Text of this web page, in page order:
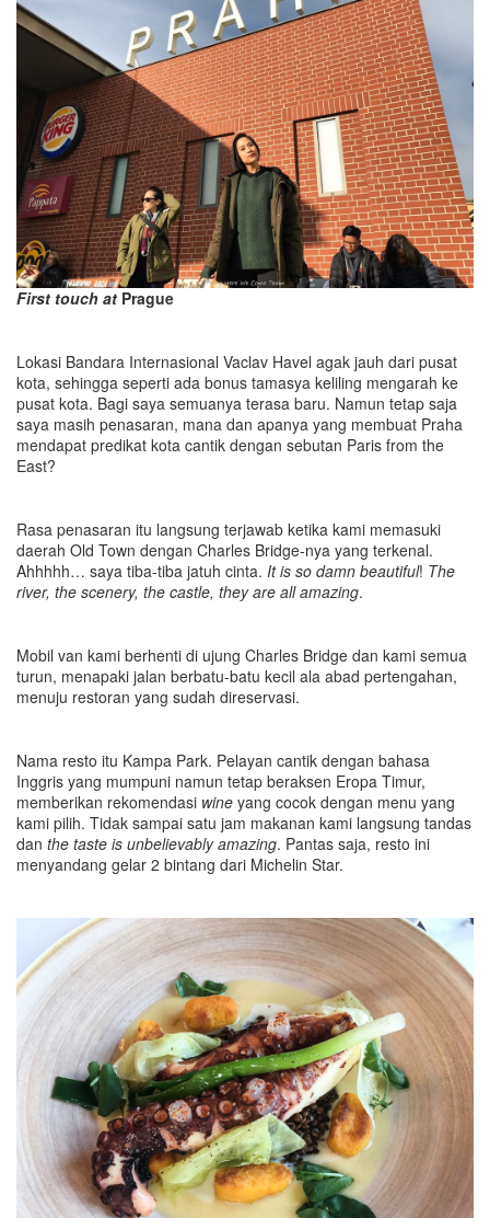
First touch at Prague
Lokasi Bandara Internasional Vaclav Havel agak jauh dari pusat
kota, sehingga seperti ada bonus tamasya keliling mengarah ke
pusat kota. Bagi saya semuanya terasa baru. Namun tetap saja
saya masih penasaran, mana dan apanya yang membuat Praha
mendapat predikat kota cantik dengan sebutan Paris from the
East?
Rasa penasaran itu langsung terjawab ketika kami memasuki
daerah Old Town dengan Charles Bridge-nya yang terkenal.
Ahhhhh… saya tiba-tiba jatuh cinta. It is so damn beautiful! The
river, the scenery, the castle, they are all amazing.
Mobil van kami berhenti di ujung Charles Bridge dan kami semua
turun, menapaki jalan berbatu-batu kecil ala abad pertengahan,
menuju restoran yang sudah direservasi.
Nama resto itu Kampa Park. Pelayan cantik dengan bahasa
Inggris yang mumpuni namun tetap beraksen Eropa Timur,
memberikan rekomendasi wine yang cocok dengan menu yang
kami pilih. Tidak sampai satu jam makanan kami langsung tandas
dan the taste is unbelievably amazing. Pantas saja, resto ini
menyandang gelar 2 bintang dari Michelin Star.